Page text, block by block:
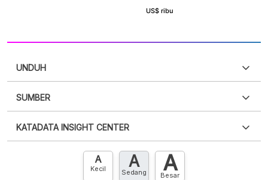
UNDUH
XLS
SUMBER
punya akun?Silakan Daftar sekarang
KATADATA INSIGHT CENTER
Hubungi sekarang »
A
Kecil A
Sedang A
Besar